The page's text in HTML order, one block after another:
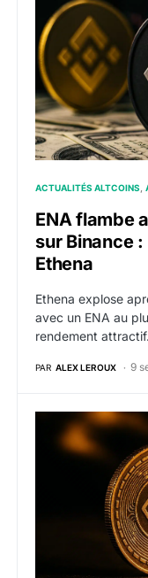
ACTUALITÉS ALTCOINS
ENA flambe
sur Binance
Ethena
Ethena explose
avec un ENA au
rendement attractif.
PAR ALEX LEROUX 9
Ethena lance